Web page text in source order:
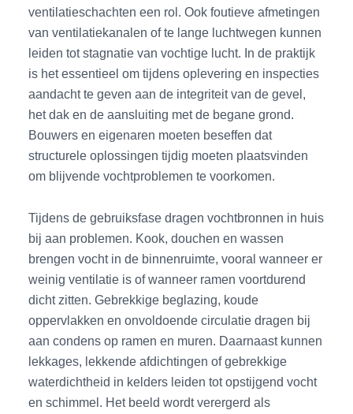
ventilatieschachten een rol. Ook foutieve afmetingen
van ventilatiekanalen of te lange luchtwegen kunnen
leiden tot stagnatie van vochtige lucht. In de praktijk
is het essentieel om tijdens oplevering en inspecties
aandacht te geven aan de integriteit van de gevel,
het dak en de aansluiting met de begane grond.
Bouwers en eigenaren moeten beseffen dat
structurele oplossingen tijdig moeten plaatsvinden
om blijvende vochtproblemen te voorkomen.
Tijdens de gebruiksfase dragen vochtbronnen in huis
bij aan problemen. Kook, douchen en wassen
brengen vocht in de binnenruimte, vooral wanneer er
weinig ventilatie is of wanneer ramen voortdurend
dicht zitten. Gebrekkige beglazing, koude
oppervlakken en onvoldoende circulatie dragen bij
aan condens op ramen en muren. Daarnaast kunnen
lekkages, lekkende afdichtingen of gebrekkige
waterdichtheid in kelders leiden tot opstijgend vocht
en schimmel. Het beeld wordt verergerd als